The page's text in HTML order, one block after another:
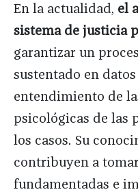
En la actualidad, el
sistema de justicia
garantizar un
sustentado en
entendimiento de
psicológicas de las
los casos. Su
contribuyen a
fundamentadas e